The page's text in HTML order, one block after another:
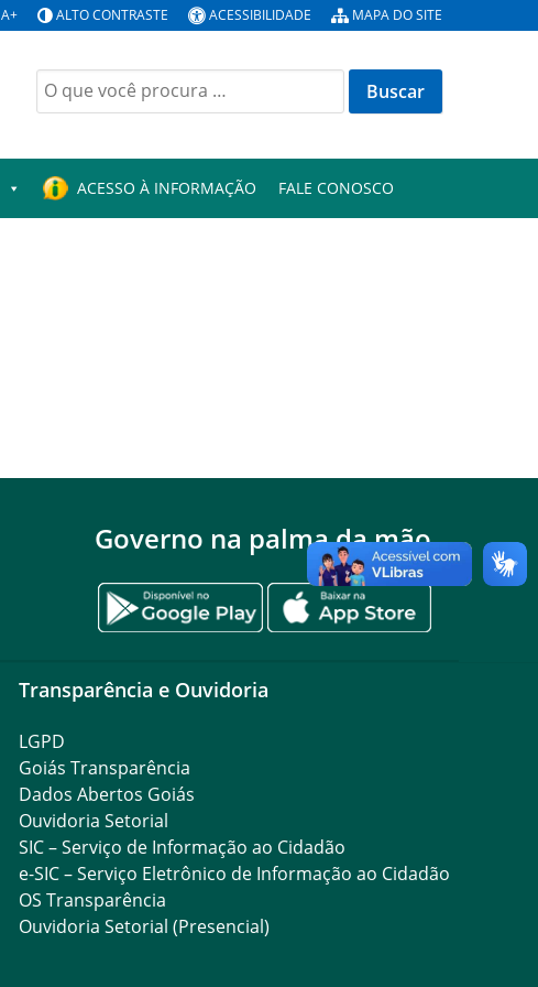
A+ ALTO CONTRASTE ACESSIBILIDADE MAPA DO SITE
Buscar
por:
ACESSO À INFORMAÇÃO FALE CONOSCO
Governo na palma da mão
Transparência e Ouvidoria
LGPD
Goiás Transparência
Dados Abertos Goiás
Ouvidoria Setorial
SIC – Serviço de Informação ao Cidadão
e-SIC – Serviço Eletrônico de Informação ao Cidadão
OS Transparência
Ouvidoria Setorial (Presencial)